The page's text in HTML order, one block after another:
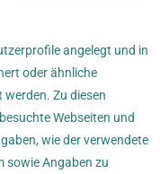
angelegt und in
oder ähnliche
Zu diesen
Webseiten und
wie der verwendete
sowie Angaben zu